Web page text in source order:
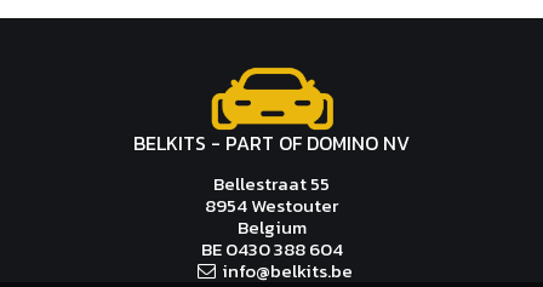
BELKITS - PART OF DOMINO NV
Bellestraat 55
8954 Westouter
Belgium
BE 0430 388 604
info@belkits.be